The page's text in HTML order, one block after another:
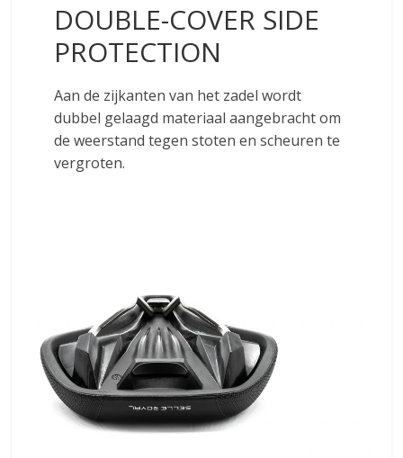
DOUBLE-COVER SIDE
PROTECTION
Aan de zijkanten van het zadel wordt
dubbel gelaagd materiaal aangebracht om
de weerstand tegen stoten en scheuren te
vergroten.